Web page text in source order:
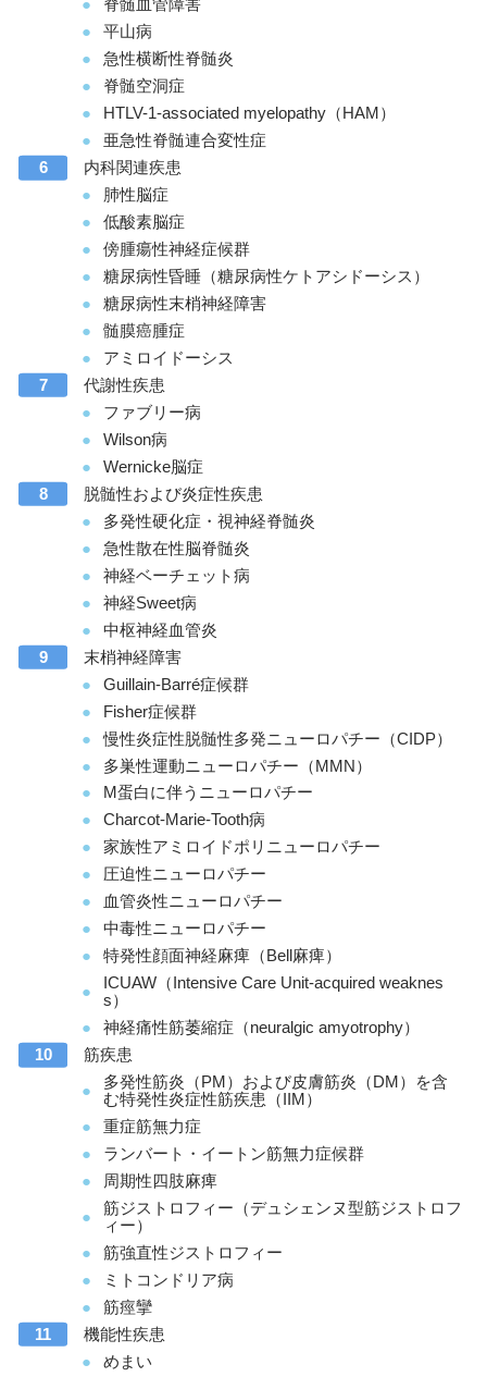
脊髄血管障害
平山病
急性横断性脊髄炎
脊髄空洞症
HTLV-1-associated myelopathy（HAM）
亜急性脊髄連合変性症
内科関連疾患
肺性脳症
低酸素脳症
傍腫瘍性神経症候群
糖尿病性昏睡（糖尿病性ケトアシドーシス）
糖尿病性末梢神経障害
髄膜癌腫症
アミロイドーシス
代謝性疾患
ファブリー病
Wilson病
Wernicke脳症
脱髄性および炎症性疾患
多発性硬化症・視神経脊髄炎
急性散在性脳脊髄炎
神経ベーチェット病
神経Sweet病
中枢神経血管炎
末梢神経障害
Guillain-Barré症候群
Fisher症候群
慢性炎症性脱髄性多発ニューロパチー（CIDP）
多巣性運動ニューロパチー（MMN）
M蛋白に伴うニューロパチー
Charcot-Marie-Tooth病
家族性アミロイドポリニューロパチー
圧迫性ニューロパチー
血管炎性ニューロパチー
中毒性ニューロパチー
特発性顔面神経麻痺（Bell麻痺）
ICUAW（Intensive Care Unit-acquired weaknes
s）
神経痛性筋萎縮症（neuralgic amyotrophy）
筋疾患
多発性筋炎（PM）および皮膚筋炎（DM）を含
む特発性炎症性筋疾患（IIM）
重症筋無力症
ランバート・イートン筋無力症候群
周期性四肢麻痺
筋ジストロフィー（デュシェンヌ型筋ジストロフ
ィー）
筋強直性ジストロフィー
ミトコンドリア病
筋痙攣
機能性疾患
めまい